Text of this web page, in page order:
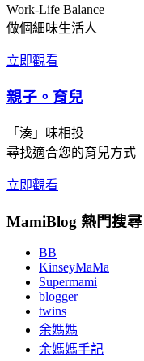
Work-Life Balance
做個細味生活人
立即觀看
親子。育兒
「湊」味相投
尋找適合您的育兒方式
立即觀看
MamiBlog 熱門搜尋
BB
KinseyMaMa
Supermami
blogger
twins
余媽媽
余媽媽手記